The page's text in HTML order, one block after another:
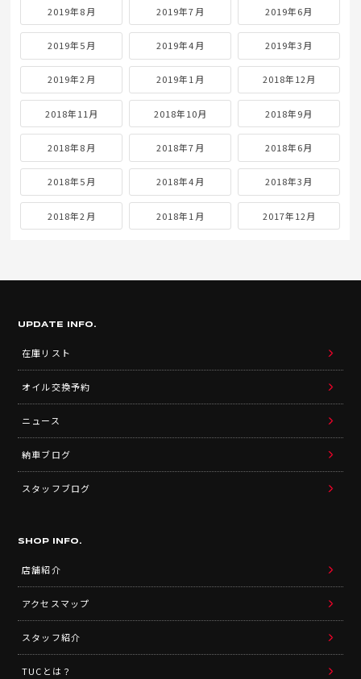
2019年8月 2019年7月 2019年6月
2019年5月 2019年4月 2019年3月
2019年2月 2019年1月 2018年12月
2018年11月 2018年10月 2018年9月
2018年8月 2018年7月 2018年6月
2018年5月 2018年4月 2018年3月
2018年2月 2018年1月 2017年12月
UPDATE INFO.
在庫リスト
オイル交換予約
ニュース
納車ブログ
スタッフブログ
SHOP INFO.
店舗紹介
アクセスマップ
スタッフ紹介
TUCとは？